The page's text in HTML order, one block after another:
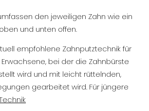
den jeweiligen Zahn wie ein
und unten offen.
empfohlene Zahnputztechnik für
bei der die Zahnbürste
wird und mit leicht rüttelnden,
gearbeitet wird. Für jüngere